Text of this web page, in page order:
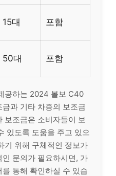
15대 포함
50대 포함
공하는 2024 볼보 C40
과 기타 차종의 보조금
보조금은 소비자들이 보
있도록 도움을 주고 있으
기 위해 구체적인 정보가
문의가 필요하시면, 가
통해 확인하실 수 있습